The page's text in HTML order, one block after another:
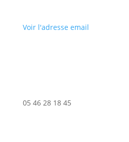
Voir l'adresse email
05 46 28 18 45